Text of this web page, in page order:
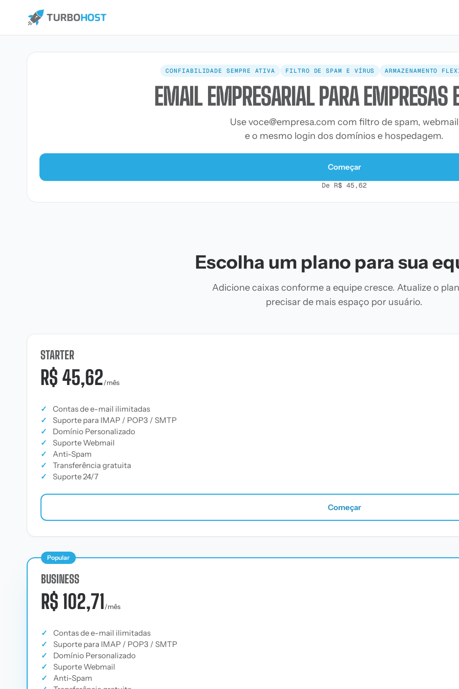
CONFIABILIDADE SEMPRE ATIVA FILTRO DE SPAM E VÍRUS ARMAZENAMENTO
EMAIL EMPRESARIAL PARA EMPRESAS
Usevoce@empresa.com com filtro de spam, webmail
e o mesmo login dos domínios e hospedagem.
Começar
De R$ 45,62
Escolha um plano para sua
Adicione caixas conforme a equipe cresce. Atualize o
precisar de mais espaço por usuário.
STARTER
R$ 45,62/mês
✓
Contas de e-mail ilimitadas
✓
Suporte para IMAP / POP3 / SMTP
✓
Domínio Personalizado
✓
Suporte Webmail
✓
Anti-Spam
✓
Transferência gratuita
✓
Suporte 24/7
Começar
Popular
BUSINESS
R$ 102,71/mês
✓
Contas de e-mail ilimitadas
✓
Suporte para IMAP / POP3 / SMTP
✓
Domínio Personalizado
✓
Suporte Webmail
✓
Anti-Spam